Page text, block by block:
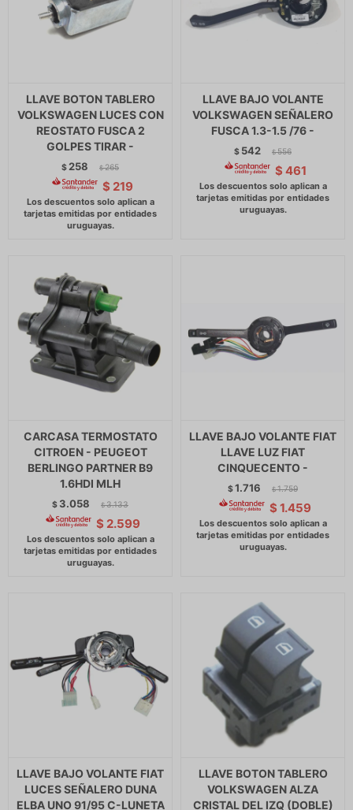
LLAVE BOTON TABLERO
VOLKSWAGEN LUCES CON
REOSTATO FUSCA 2
GOLPES TIRAR -
$ 258 $ 265
$ 219
LLAVE BAJO VOLANTE
VOLKSWAGEN SEÑALERO
FUSCA 1.3-1.5 /76 -
$ 542 $ 556
$ 461
CARCASA TERMOSTATO
CITROEN - PEUGEOT
BERLINGO PARTNER B9
1.6HDI MLH
$ 3.058 $ 3.133
$ 2.599
LLAVE BAJO VOLANTE FIAT
LLAVE LUZ FIAT
CINQUECENTO -
$1.716 $ 1.759
$ 1.459
LLAVE BAJO VOLANTE FIAT
LUCES SEÑALERO DUNA
ELBA UNO 91/95 C-LUNETA
LLAVE BOTON TABLERO
VOLKSWAGEN ALZA
CRISTAL DEL IZQ (DOBLE)